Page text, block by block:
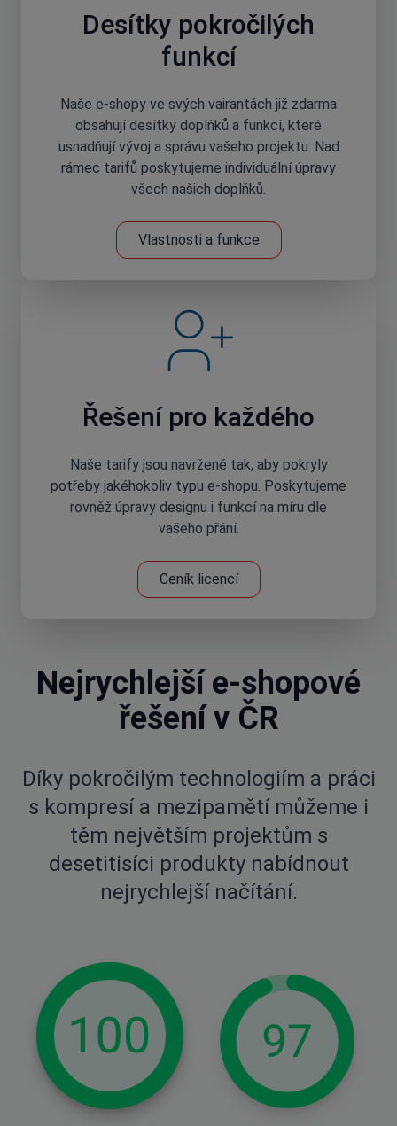
Desítky pokročilých
funkcí
Naše e-shopy ve svých vairantách již zdarma
obsahují desítky doplňků a funkcí, které
usnadňují vývoj a správu vašeho projektu. Nad
rámec tarifů poskytujeme individuální úpravy
všech našich doplňků.
Vlastnosti a funkce
Řešení pro každého
Naše tarify jsou navržené tak, aby pokryly
potřeby jakéhokoliv typu e-shopu. Poskytujeme
rovněž úpravy designu i funkcí na míru dle
vašeho přání.
Ceník licencí
Nejrychlejší e-shopové
řešení v ČR
Díky pokročilým technologiím a práci
s kompresí a mezipamětí můžeme i
těm největším projektům s
desetitisíci produkty nabídnout
nejrychlejší načítání.